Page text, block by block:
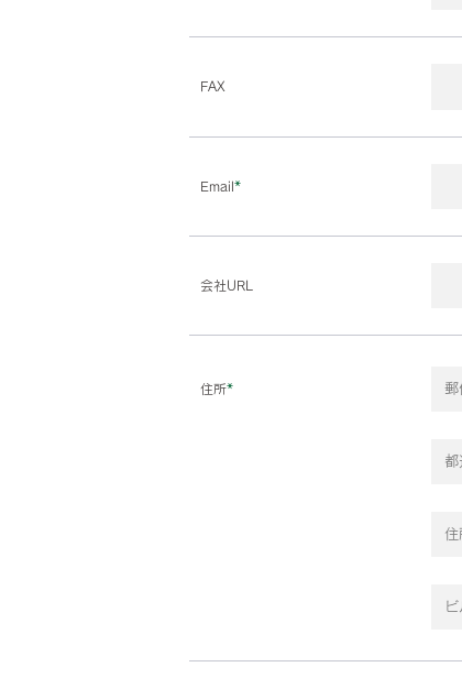
FAX
Email*
会社URL
住所*